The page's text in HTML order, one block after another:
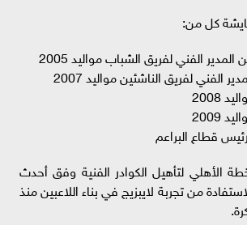
كل من:
الفني لفريق الشباب مواليد 2005
الفني لفريق الناشئين مواليد 2007
2008
2009
قطاع البراعم
لتأهيل الكوادر الفنية وفق أحدث
من تجربة لايبزيج في بناء اللاعبين منذ